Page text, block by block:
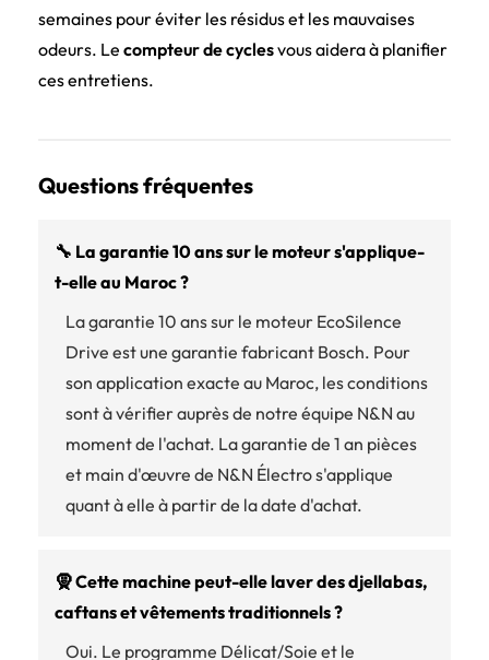
semaines pour éviter les résidus et les mauvaises
odeurs. Le compteur de cyclesvous aidera à planifier
ces entretiens.
Questions fréquentes
🔧 La garantie 10 ans sur le moteur s'applique-
t-elle au Maroc ?
La garantie 10 ans sur le moteur EcoSilence
Drive est une garantie fabricant Bosch. Pour
son application exacte au Maroc, les conditions
sont à vérifier auprès de notre équipe N&N au
moment de l'achat. La garantie de 1 an pièces
et main d'œuvre de N&N Électro s'applique
quant à elle à partir de la date d'achat.
🧕 Cette machine peut-elle laver des djellabas,
caftans et vêtements traditionnels ?
Oui. Le programme Délicat/Soie et le